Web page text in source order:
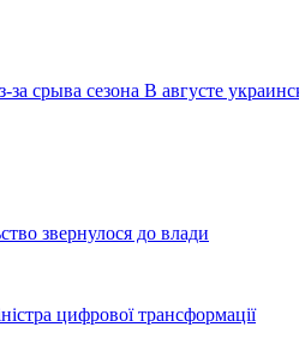
срыва сезона В августе
звернулося до влади
цифрової трансформації